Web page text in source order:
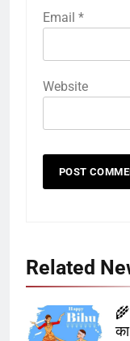
Email *
Website
Related